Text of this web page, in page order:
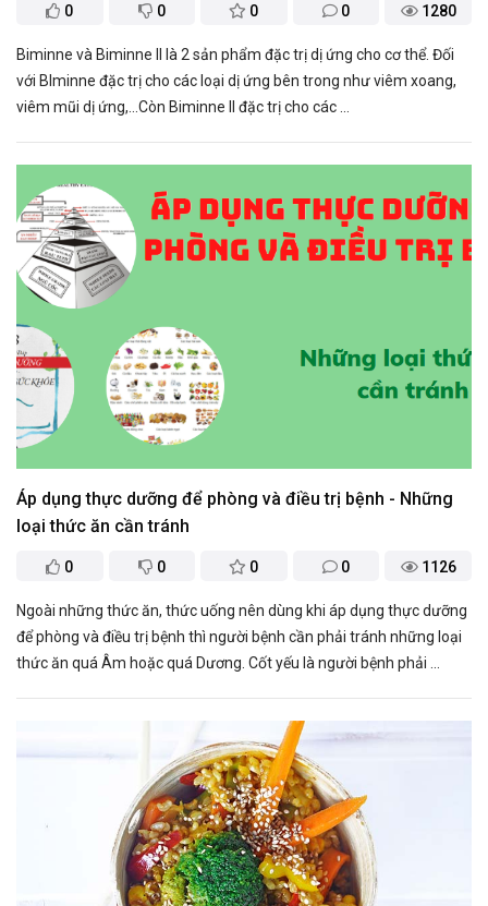
0 0 0 0 1280
Biminne và Biminne II là 2 sản phẩm đặc trị dị ứng cho cơ thể. Đối
với BIminne đặc trị cho các loại dị ứng bên trong như viêm xoang,
viêm mũi dị ứng,...Còn Biminne II đặc trị cho các ...
Áp dụng thực dưỡng để phòng và điều trị bệnh - Những
loại thức ăn cần tránh
0 0 0 0 1126
Ngoài những thức ăn, thức uống nên dùng khi áp dụng thực dưỡng
để phòng và điều trị bệnh thì người bệnh cần phải tránh những loại
thức ăn quá Âm hoặc quá Dương. Cốt yếu là người bệnh phải ...